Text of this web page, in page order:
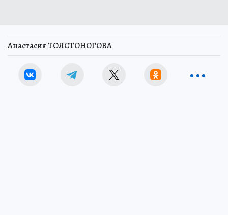
Анастасия ТОЛСТОНОГОВА